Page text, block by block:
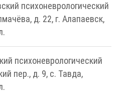
психоневрологический
д. 22, г. Алапаевск,
психоневрологический
пер., д. 9, с. Тавда,